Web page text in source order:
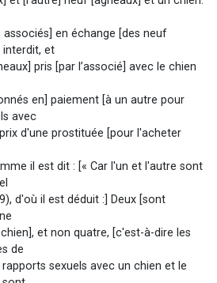
associés] en échange [des neuf
interdit, et
pris [par l’associé] avec le chien
en] paiement [à un autre pour
avec
d'une prostituée [pour l'acheter
il est dit : [« Car l'un et l'autre sont
d'où il est déduit :] Deux [sont
et non quatre, [c'est-à-dire les
de
sexuels avec un chien et le